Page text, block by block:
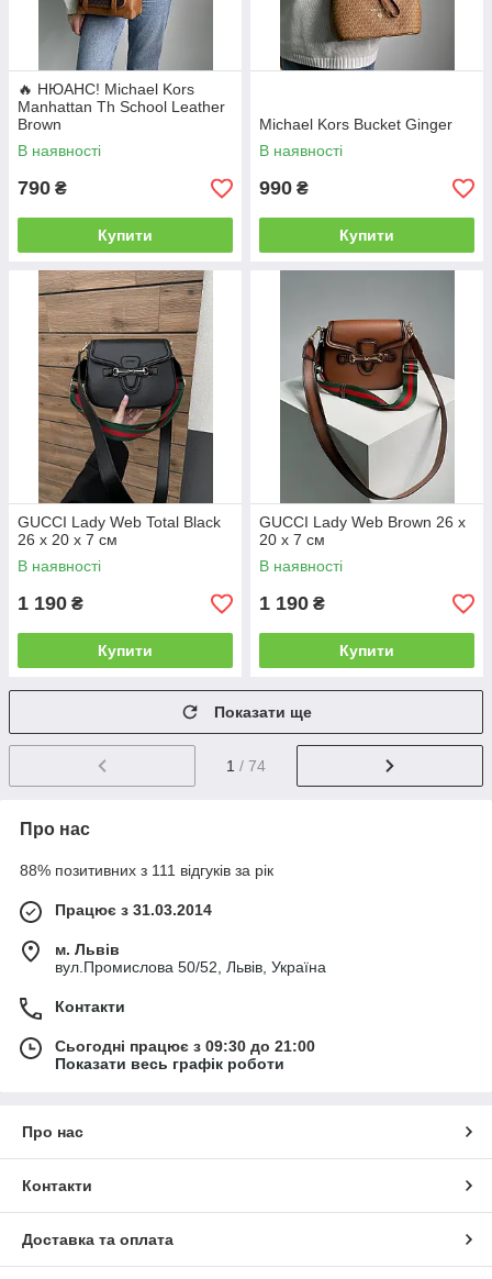
🔥 НЮАНС! Michael Kors
Manhattan Th School Leather
Brown
В наявності
790 ₴
Купити
Michael Kors Bucket Ginger
В наявності
990 ₴
Купити
GUCCI Lady Web Total Black
26 х 20 х 7 см
В наявності
1 190 ₴
Купити
GUCCI Lady Web Brown 26 х
20 х 7 см
В наявності
1 190 ₴
Купити
Показати ще
1 / 74
Про нас
88% позитивних з 111 відгуків за рік
Працює з 31.03.2014
м. Львів
вул.Промислова 50/52, Львів, Україна
Контакти
Сьогодні працює з 09:30 до 21:00
Показати весь графік роботи
Про нас
Контакти
Доставка та оплата